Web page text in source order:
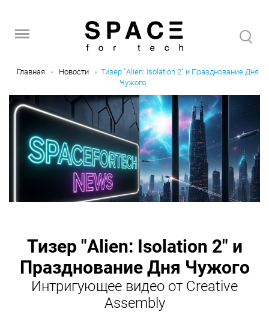
Главная Новости
Тизер "Alien: Isolation 2" и Празднование Дня
Чужого
Тизер "Alien: Isolation 2" и
Празднование Дня Чужого
Интригующее видео от Creative
Assembly